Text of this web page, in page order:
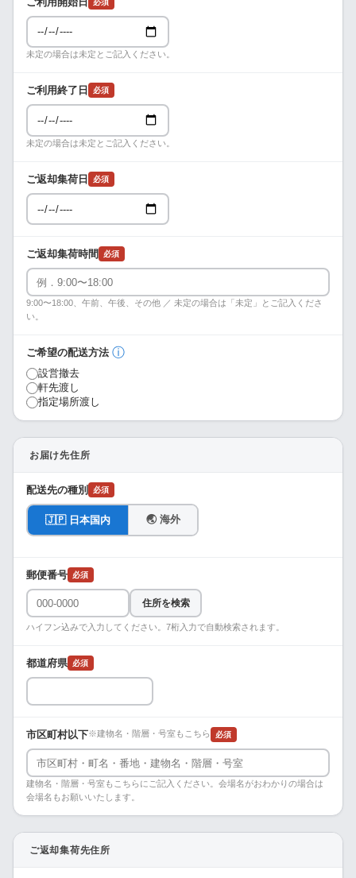
未定の場合は未定とご記入ください。
ご利用終了日 必須
未定の場合は未定とご記入ください。
ご返却集荷日 必須
ご返却集荷時間 必須
9:00〜18:00、午前、午後、その他 ／ 未定の場合は「未定」とご記入くださ
い。
ご希望の配送方法 ⓘ
設営撤去
軒先渡し
指定場所渡し
お届け先住所
配送先の種別 必須
🇯🇵 日本国内 🌏 海外
郵便番号 必須
住所を検索
ハイフン込みで入力してください。7桁入力で自動検索されます。
都道府県 必須
市区町村以下※建物名・階層・号室もこちら 必須
建物名・階層・号室もこちらにご記入ください。会場名がおわかりの場合は
会場名もお願いいたします。
ご返却集荷先住所